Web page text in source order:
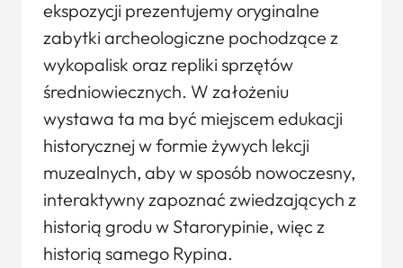
ekspozycji prezentujemy oryginalne
zabytki archeologiczne pochodzące z
wykopalisk oraz repliki sprzętów
średniowiecznych. W założeniu
wystawa ta ma być miejscem edukacji
historycznej w formie żywych lekcji
muzealnych, aby w sposób nowoczesny,
interaktywny zapoznać zwiedzających z
historią grodu w Starorypinie, więc z
historią samego Rypina.